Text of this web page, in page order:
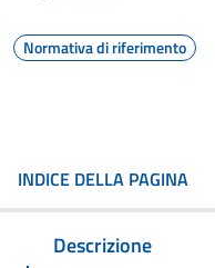
Normativa di riferimento
INDICE DELLA PAGINA
Descrizione